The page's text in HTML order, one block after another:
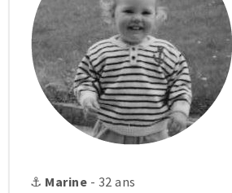
⚓ Marine - 32 ans